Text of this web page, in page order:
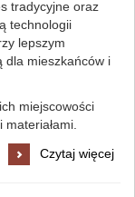
tradycyjne oraz
technologii
lepszym
dla mieszkańców i
miejscowości
Smart
Village
Czytaj więcej